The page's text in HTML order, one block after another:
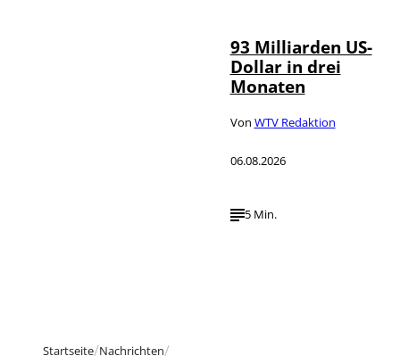
93 Milliarden US-
Dollar in drei
Monaten
Von WTV Redaktion
06.08.2026
5 Min.
Startseite Nachrichten